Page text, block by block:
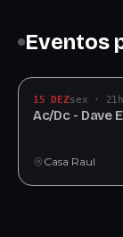
Eventos
15 DEZsex ·
Ac/Dc - Dave
Casa Raul